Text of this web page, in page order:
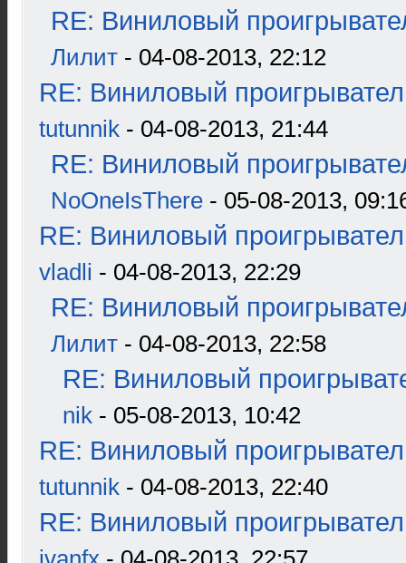
RE: Виниловый
Лилит - 04-08-2013, 22:12
RE: Виниловый
tutunnik - 04-08-2013, 21:44
RE: Виниловый
NoOneIsThere - 05-08-2013,
RE: Виниловый
vladli - 04-08-2013, 22:29
RE: Виниловый
Лилит - 04-08-2013, 22:58
RE: Виниловый
nik - 05-08-2013, 10:42
RE: Виниловый
tutunnik - 04-08-2013, 22:40
RE: Виниловый